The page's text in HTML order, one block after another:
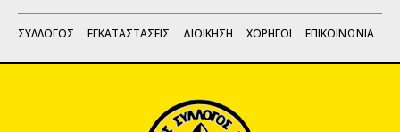
ΣΥΛΛΟΓΟΣ ΕΓΚΑΤΑΣΤΑΣΕΙΣ ΔΙΟΙΚΗΣΗ ΧΟΡΗΓΟΙ ΕΠΙΚΟΙΝΩΝΙΑ